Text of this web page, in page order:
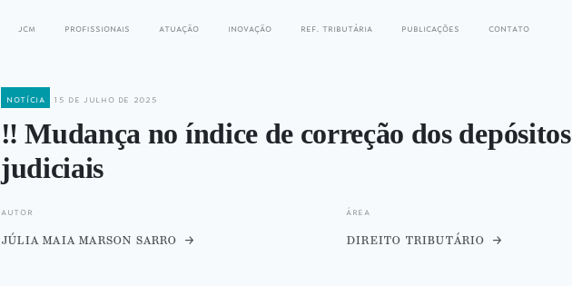
jcm profissionais atuação inovação ref. tributária publicações contato
notícia 15 de julho de 2025
‼️ Mudança no índice de correção dos depósitos
judiciais
autor
júlia maia marson sarro
área
direito tributário